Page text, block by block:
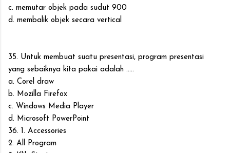
c. memutar objek pada sudut 900
d. membalik objek secara vertical
35. Untuk membuat suatu presentasi, program presentasi
yang sebaiknya kita pakai adalah .....
a. Corel draw
b. Mozilla Firefox
c. Windows Media Player
d. Microsoft PowerPoint
36. 1. Accessories
2. All Program